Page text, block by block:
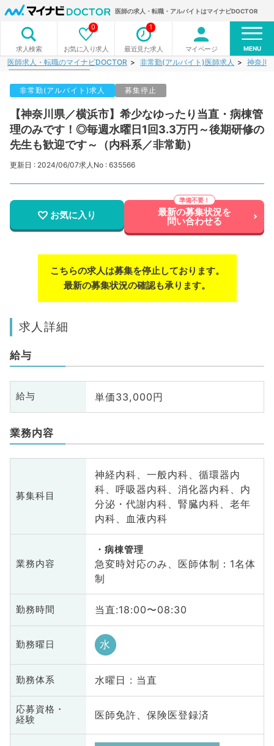
医師の求人・転職・アルバイトはマイナビDOCTOR
求人検索 お気に入り求人
0
最近見た求人
1
マイページ MENU
医師求人・転職のマイナビDOCTOR 非常勤(アルバイト)医師求人 神奈川
非常勤(アルバイト)求人 募集停止
【神奈川県／横浜市】希少なゆったり当直・病棟管
理のみです！◎毎週水曜日1回3.3万円～後期研修の
先生も歓迎です～（内科系／非常勤）
更新日 : 2024/06/07求人No : 635566
お気に入り 最新の募集状況を
問い合わせる
こちらの求人は募集を停止しております。
最新の募集状況の確認も承ります。
求人詳細
給与
給与 単価33,000円
業務内容
募集科目
神経内科、一般内科、循環器内
科、呼吸器内科、消化器内科、内
分泌・代謝内科、腎臓内科、老年
内科、血液内科
業務内容
病棟管理
急変時対応のみ、医師体制：1名体
制
勤務時間 当直:18:00〜08:30
勤務曜日 水
勤務体系 水曜日 : 当直
応募資格・
経験
医師免許、保険医登録済